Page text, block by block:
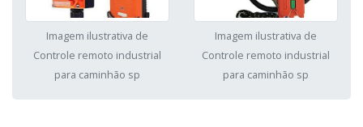
Imagem ilustrativa de
Controle remoto industrial
para caminhão sp
Imagem ilustrativa de
Controle remoto industrial
para caminhão sp